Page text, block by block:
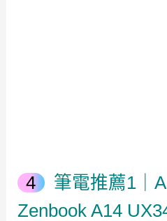
筆電推薦1｜
Zenbook A14